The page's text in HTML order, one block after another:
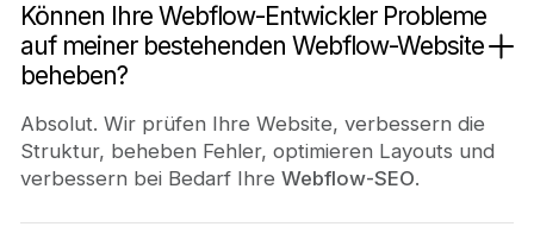
Können Ihre Webflow-Entwickler Probleme
auf meiner bestehenden Webflow-Website
beheben?
Absolut. Wir prüfen Ihre Website, verbessern die
Struktur, beheben Fehler, optimieren Layouts und
verbessern bei Bedarf Ihre Webflow-SEO.